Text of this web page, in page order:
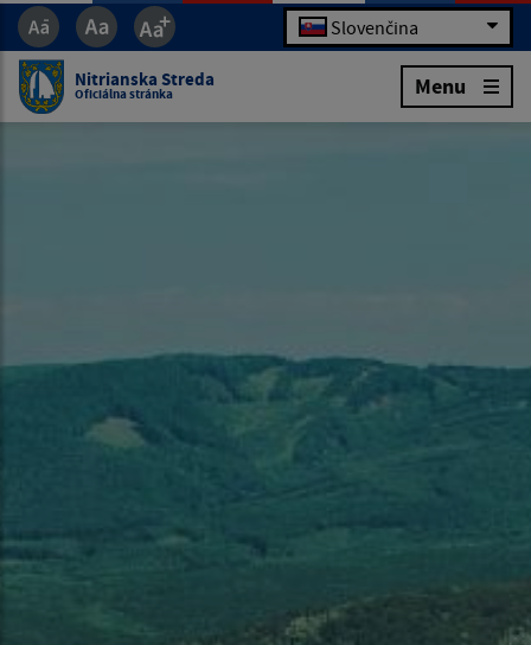
Slovenčina
Nitrianska Streda
Oficiálna stránka Menu